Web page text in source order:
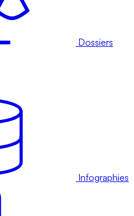
Dossiers
Infographies